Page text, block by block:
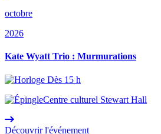
octobre
2026
Kate Wyatt Trio : Murmurations
Dès 15 h
Centre culturel Stewart Hall
Découvrir l'événement